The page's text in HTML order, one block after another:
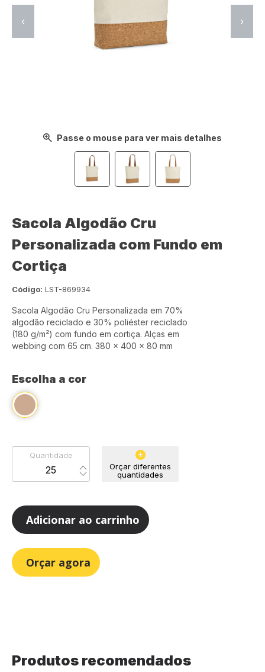
Passe o mouse para ver mais detalhes
‹ ›
Sacola Algodão Cru
Personalizada com Fundo em
Cortiça
Código: LST-869934
Sacola Algodão Cru Personalizada em 70%
algodão reciclado e 30% poliéster reciclado
(180 g/m²) com fundo em cortiça. Alças em
webbing com 65 cm. 380 x 400 x 80 mm
Escolha a cor
Quantidade
Orçar diferentes
quantidades
Adicionar ao carrinho
Orçar agora
Produtos recomendados